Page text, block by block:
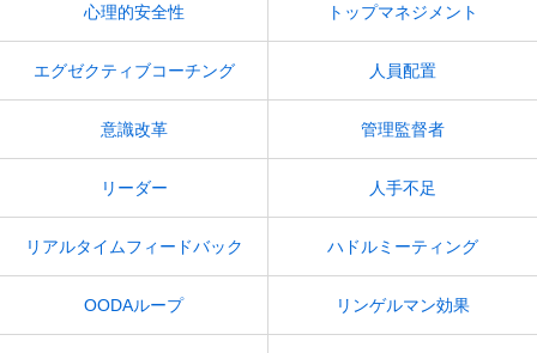
心理的安全性 トップマネジメント
エグゼクティブコーチング 人員配置
意識改革 管理監督者
リーダー 人手不足
リアルタイムフィードバック ハドルミーティング
OODAループ リンゲルマン効果